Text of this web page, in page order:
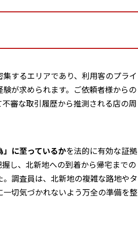
するエリアであり、利用客のプライ
が求められます。ご依頼者様からの
審な取引履歴から推測される店の周
に至っているかを法的に有効な証拠
し、北新地への到着から帰宅までの
調査員は、北新地の複雑な路地やタ
切気づかれないよう万全の準備を整